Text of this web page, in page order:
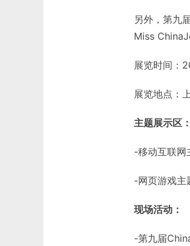
另外，第九
Miss
展览时间：
展览地点：
主题展示区：
-移动互联网
-网页游戏主
现场活动：
-第九届